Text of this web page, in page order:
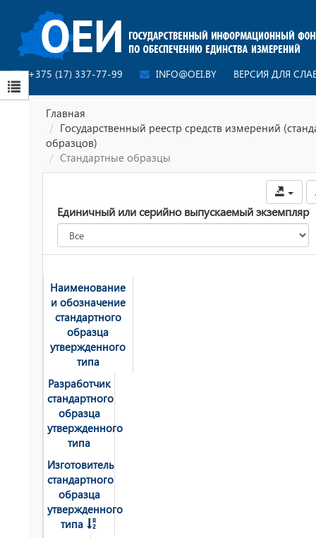
+375 (17) 337-77-99 INFO@OEI.BY ВЕРСИЯ ДЛЯ
Главная
Государственный реестр средств измерений
образцов)
Стандартные образцы
Единичный или серийно выпускаемый экземпляр
Наименование
и обозначение
стандартного
образца
утвержденного
типа
Разработчик
стандартного
образца
утвержденного
типа
Изготовитель
стандартного
образца
утвержденного
типа